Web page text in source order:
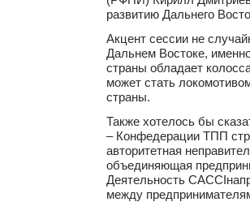
развитию Дальнего
Акцент сессии не
Дальнем Востоке,
страны обладает
может стать
страны.
Также хотелось бы
– Конфедерации ТПП
авторитетная
объединяющая
Деятельность
между